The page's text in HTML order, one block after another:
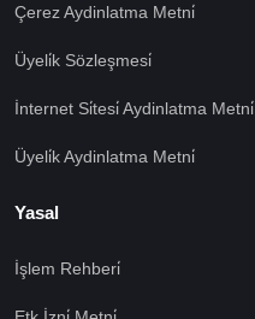
Çerez Aydinlatma Metni̇
Üyeli̇k Sözleşmesi̇
İnternet Si̇tesi̇ Aydinlatma Metni̇
Üyeli̇k Aydinlatma Metni̇
Yasal
İşlem Rehberi̇
🍪 Çerez Kullanıyoruz!